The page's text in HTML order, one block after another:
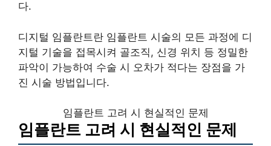
다.
디지털 임플란트란 임플란트 시술의 모든 과정에 디
지털 기술을 접목시켜 골조직, 신경 위치 등 정밀한
파악이 가능하여 수술 시 오차가 적다는 장점을 가
진 시술 방법입니다.
임플란트 고려 시 현실적인 문제
임플란트 고려 시 현실적인 문제